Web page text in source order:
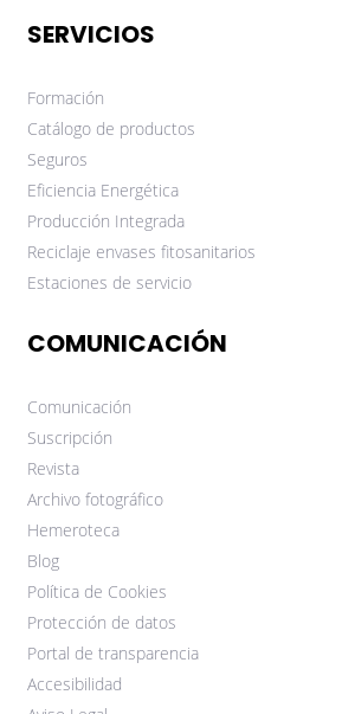
SERVICIOS
Formación
Catálogo de productos
Seguros
Eficiencia Energética
Producción Integrada
Reciclaje envases fitosanitarios
Estaciones de servicio
COMUNICACIÓN
Comunicación
Suscripción
Revista
Archivo fotográfico
Hemeroteca
Blog
Política de Cookies
Protección de datos
Portal de transparencia
Accesibilidad